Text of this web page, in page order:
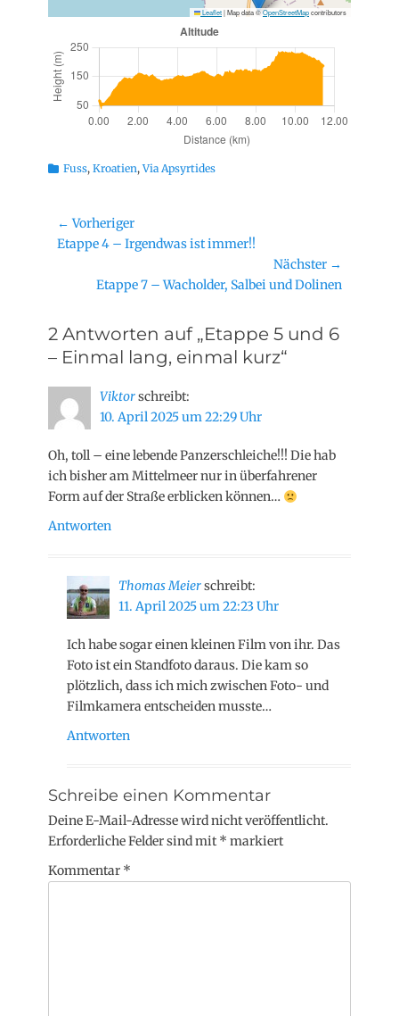
Leaflet|Map data ©OpenStreetMapcontributors
Kategorien
Fuss, Kroatien,Via Apsyrtides
Beitragsnavigation
← Vorheriger
Vorheriger
Etappe 4 – Irgendwas ist immer!!
Nächster →
NächsterEtappe 7 – Wacholder, Salbei und Dolinen
2 Antworten auf „Etappe 5 und 6
– Einmal lang, einmal kurz“
Viktorschreibt:
10. April 2025 um 22:29 Uhr
Oh, toll – eine lebende Panzerschleiche!!! Die hab
ich bisher am Mittelmeer nur in überfahrener
Form auf der Straße erblicken können…
Antworten
Thomas Meierschreibt:
11. April 2025 um 22:23 Uhr
Ich habe sogar einen kleinen Film von ihr. Das
Foto ist ein Standfoto daraus. Die kam so
plötzlich, dass ich mich zwischen Foto- und
Filmkamera entscheiden musste…
Antworten
Schreibe einen Kommentar
Deine E-Mail-Adresse wird nicht veröffentlicht.
Erforderliche Felder sind mit * markiert
Kommentar *